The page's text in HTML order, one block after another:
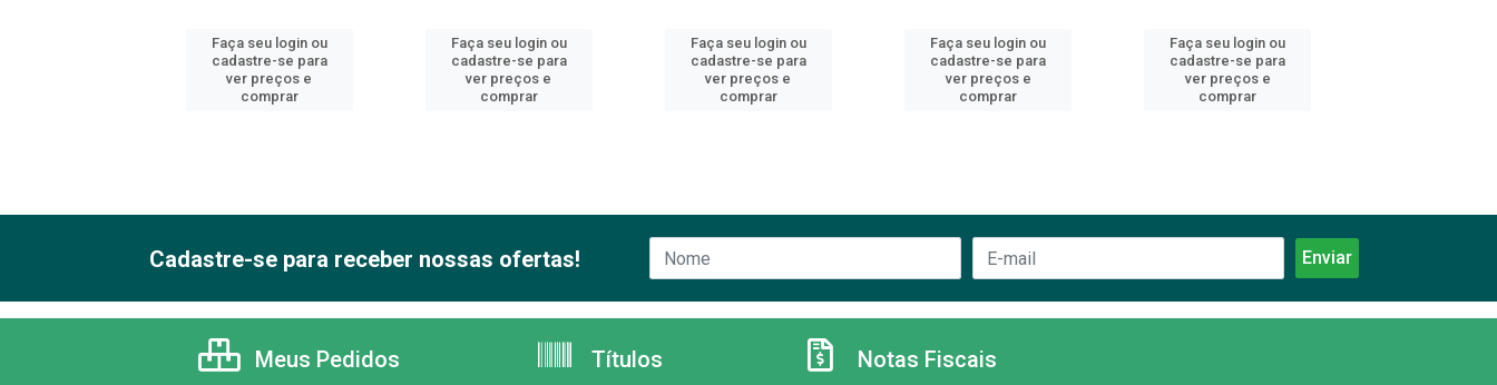
Faça seu login ou
cadastre-se para
ver preços e
comprar
Faça seu login ou
cadastre-se para
ver preços e
comprar
Faça seu login ou
cadastre-se para
ver preços e
comprar
Faça seu login ou
cadastre-se para
ver preços e
comprar
Faça seu login ou
cadastre-se para
ver preços e
comprar
Cadastre-se para receber nossas ofertas!
Meus Pedidos Títulos Notas Fiscais